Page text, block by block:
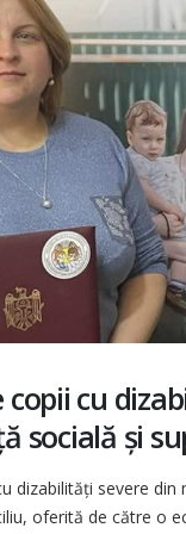
copii cu
socială și
dizabilități severe
oferită de către o
ciclul IV al Evaluării
Republica
social în
plan: retrospectiva
AOPD din lunile
durabile
persoanelor cu
bazate pe un
autoritățile centrale